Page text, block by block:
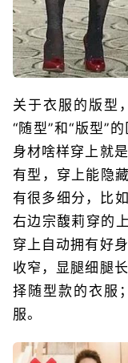
关于衣服的版型
“随型”和“版型”
身材啥样穿上就
有型，穿上能隐
有很多细分，比
右边宗馥莉穿的
穿上自动拥有好
收窄，显腿细腿
择随型款的衣服
服。